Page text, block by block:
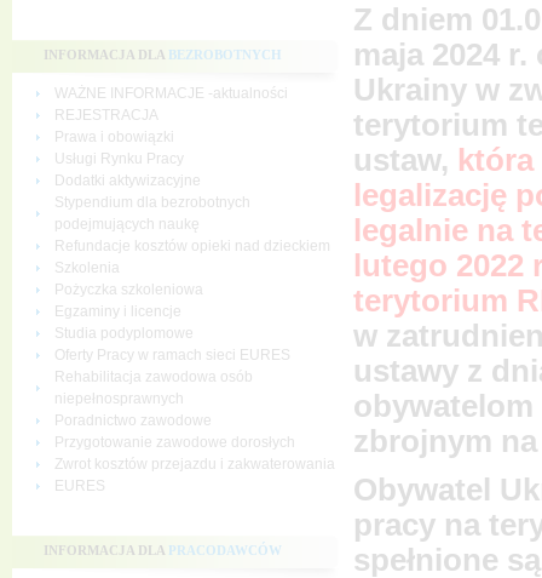
INFORMACJA DLA BEZROBOTNYCH
WAŻNE INFORMACJE -aktualności
REJESTRACJA
Prawa i obowiązki
Usługi Rynku Pracy
Dodatki aktywizacyjne
Stypendium dla bezrobotnych
podejmujących naukę
Refundacje kosztów opieki nad dzieckiem
Szkolenia
Pożyczka szkoleniowa
Egzaminy i licencje
Studia podyplomowe
Oferty Pracy w ramach sieci EURES
Rehabilitacja zawodowa osób
niepełnosprawnych
Poradnictwo zawodowe
Przygotowanie zawodowe dorosłych
Zwrot kosztów przejazdu i zakwaterowania
EURES
INFORMACJA DLA PRACODAWCÓW
Z dniem
maja 2024
Ukrainy w
terytorium
ustaw, która
legalizację
legalnie na
lutego
terytorium
w
ustawy z
zbrojnym
Obywatel
pracy na
spełnione